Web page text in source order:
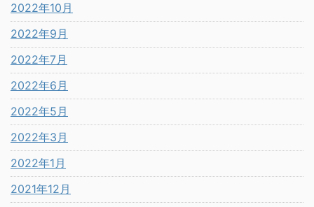
2022年10月
2022年9月
2022年7月
2022年6月
2022年5月
2022年3月
2022年1月
2021年12月